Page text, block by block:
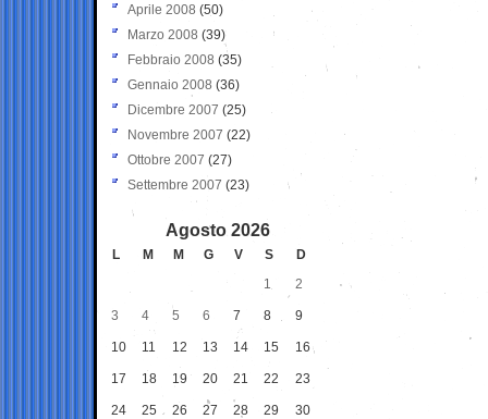
Aprile 2008 (50)
Marzo 2008 (39)
Febbraio 2008 (35)
Gennaio 2008 (36)
Dicembre 2007 (25)
Novembre 2007 (22)
Ottobre 2007 (27)
Settembre 2007 (23)
Agosto 2026
L M M G V S
D
1
2
3 4 5 6 7 8 9
10 11 12 13 14 15 16
17 18 19 20 21 22 23
24 25 26 27 28 29 30